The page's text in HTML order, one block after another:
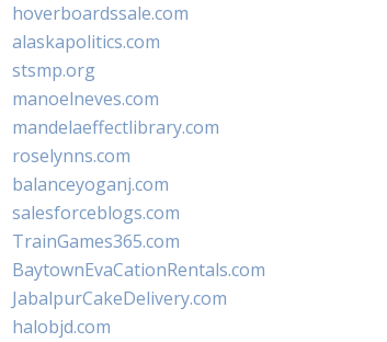
hoverboardssale.com
alaskapolitics.com
stsmp.org
manoelneves.com
mandelaeffectlibrary.com
roselynns.com
balanceyoganj.com
salesforceblogs.com
TrainGames365.com
BaytownEvaCationRentals.com
JabalpurCakeDelivery.com
halobjd.com